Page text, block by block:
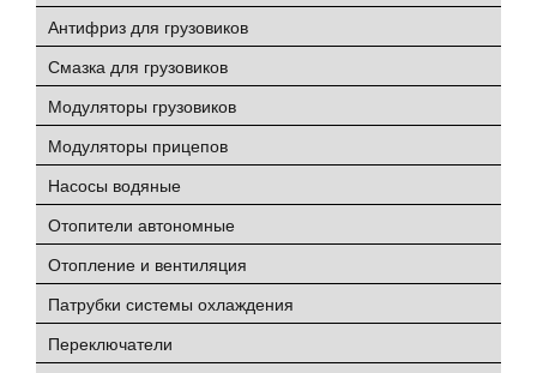
Антифриз для грузовиков
Смазка для грузовиков
Модуляторы грузовиков
Модуляторы прицепов
Насосы водяные
Отопители автономные
Отопление и вентиляция
Патрубки системы охлаждения
Переключатели